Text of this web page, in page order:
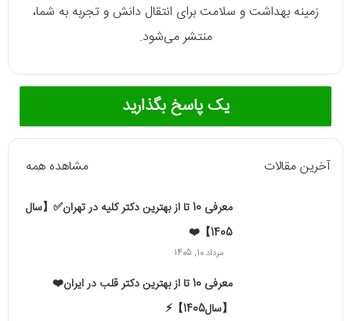
زمینه بهداشت و سلامت برای انتقال دانش و تجربه به شما،
منتشر می‌شود.
یک پاسخ بگذارید
آخرین مقالات مشاهده همه
معرفی 10 تا از بهترین دکتر کلیه در تهران✅【سال
1405】❤️
مرداد 10, 1405
معرفی 10 تا از بهترین دکتر قلب در ایران❤️
【سال1405】⚡️